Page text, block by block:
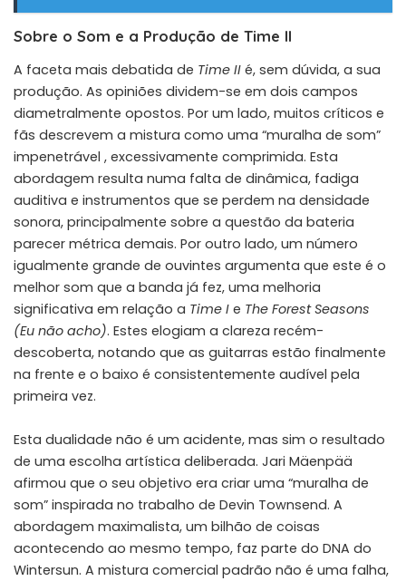
Sobre o Som e a Produção de Time II
A faceta mais debatida de Time II é, sem dúvida, a sua
produção. As opiniões dividem-se em dois campos
diametralmente opostos. Por um lado, muitos críticos e
fãs descrevem a mistura como uma “muralha de som”
impenetrável , excessivamente comprimida. Esta
abordagem resulta numa falta de dinâmica, fadiga
auditiva e instrumentos que se perdem na densidade
sonora, principalmente sobre a questão da bateria
parecer métrica demais. Por outro lado, um número
igualmente grande de ouvintes argumenta que este é o
melhor som que a banda já fez, uma melhoria
significativa em relação a Time I e The Forest Seasons
(Eu não acho). Estes elogiam a clareza recém-
descoberta, notando que as guitarras estão finalmente
na frente e o baixo é consistentemente audível pela
primeira vez.
Esta dualidade não é um acidente, mas sim o resultado
de uma escolha artística deliberada. Jari Mäenpää
afirmou que o seu objetivo era criar uma “muralha de
som” inspirada no trabalho de Devin Townsend. A
abordagem maximalista, um bilhão de coisas
acontecendo ao mesmo tempo, faz parte do DNA do
Wintersun. A mistura comercial padrão não é uma falha,